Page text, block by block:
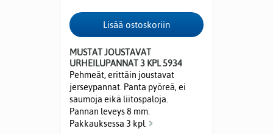
MUSTAT JOUSTAVAT
URHEILUPANNAT 3 KPL 5934
Pehmeät, erittäin joustavat
jerseypannat. Panta pyöreä, ei
saumoja eikä liitospaloja.
Pannan leveys 8 mm.
Pakkauksessa 3 kpl.